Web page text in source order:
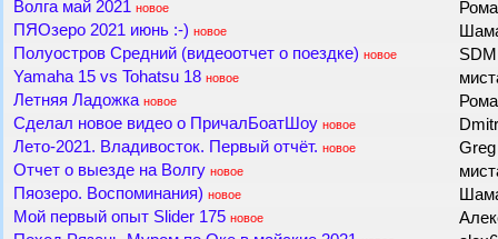
Волга май 2021 новое
ПЯОзеро 2021 июнь :-) новое
Полуостров Средний (видеоотчет о поездке) новое
Yamaha 15 vs Tohatsu 18 новое
Летняя Ладожка новое
Сделал новое видео о ПричалБоатШоу новое
Лето-2021. Владивосток. Первый отчёт. новое
Отчет о выезде на Волгу новое
Пяозеро. Воспоминания) новое
Мой первый опыт Slider 175 новое